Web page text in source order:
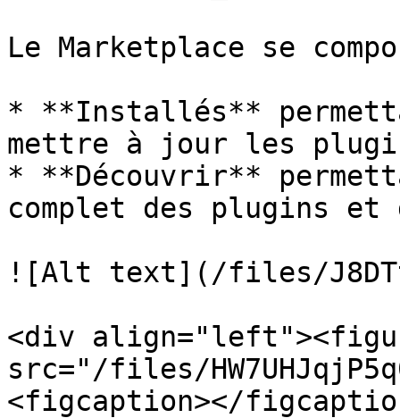
Le Marketplace se
* **Installés**
mettre à jour les
* **Découvrir**
complet des plugins
![Alt text](/files/
<div
src="/files/
<figcaption></